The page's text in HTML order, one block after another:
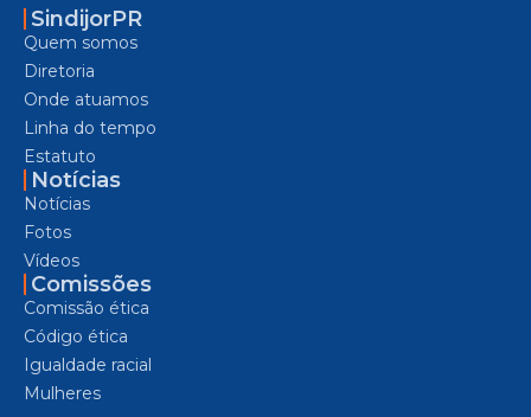
SindijorPR
Quem somos
Diretoria
Onde atuamos
Linha do tempo
Estatuto
Notícias
Notícias
Fotos
Vídeos
Comissões
Comissão ética
Código ética
Igualdade racial
Mulheres